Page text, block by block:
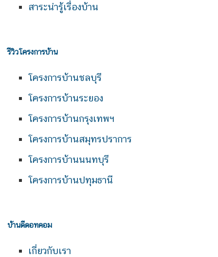
สาระน่ารู้เรื่องบ้าน
รีวิวโครงการบ้าน
โครงการบ้านชลบุรี
โครงการบ้านระยอง
โครงการบ้านกรุงเทพฯ
โครงการบ้านสมุทรปราการ
โครงการบ้านนนทบุรี
โครงการบ้านปทุมธานี
บ้านดีดอทคอม
เกี่ยวกับเรา